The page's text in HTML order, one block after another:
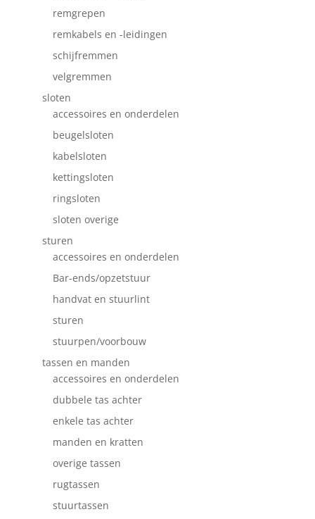
remgrepen
remkabels en -leidingen
schijfremmen
velgremmen
sloten
accessoires en onderdelen
beugelsloten
kabelsloten
kettingsloten
ringsloten
sloten overige
sturen
accessoires en onderdelen
Bar-ends/opzetstuur
handvat en stuurlint
sturen
stuurpen/voorbouw
tassen en manden
accessoires en onderdelen
dubbele tas achter
enkele tas achter
manden en kratten
overige tassen
rugtassen
stuurtassen